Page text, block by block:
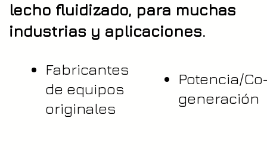
lecho fluidizado, para muchas
industrias y aplicaciones.
Fabricantes
de equipos
originales
Potencia/
generación